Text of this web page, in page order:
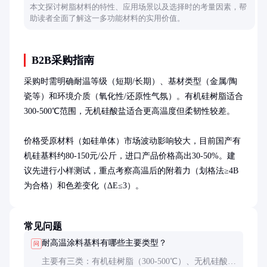
本文探讨树脂材料的特性、应用场景以及选择时的考量因素，帮
助读者全面了解这一多功能材料的实用价值。
B2B采购指南
采购时需明确耐温等级（短期/长期）、基材类型（金属/陶
瓷等）和环境介质（氧化性/还原性气氛）。有机硅树脂适合
300-500℃范围，无机硅酸盐适合更高温度但柔韧性较差。
价格受原材料（如硅单体）市场波动影响较大，目前国产有
机硅基料约80-150元/公斤，进口产品价格高出30-50%。建
议先进行小样测试，重点考察高温后的附着力（划格法≥4B
为合格）和色差变化（ΔE≤3）。
常见问题
问 耐高温涂料基料有哪些主要类型？
主要有三类：有机硅树脂（300-500℃）、无机硅酸